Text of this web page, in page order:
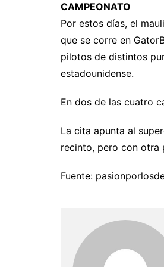
CAMPEONATO
Por estos días, el
que se corre en
pilotos de distintos
estadounidense.
En dos de las cuatro
La cita apunta al
recinto, pero con otra
Fuente: